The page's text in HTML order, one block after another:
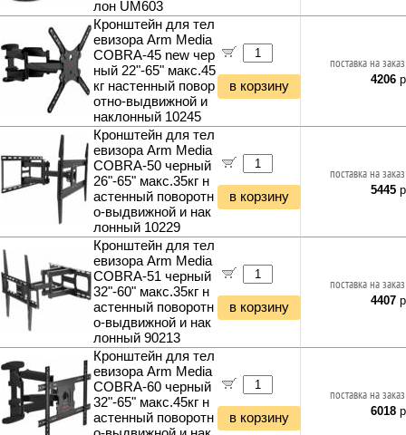
лон UM603
Кронштейн для тел
евизора Arm Media
COBRA-45 new чер
ный 22"-65" макс.45
кг настенный повор
отно-выдвижной и
наклонный 10245
в корзину
поставка на
4206
Кронштейн для тел
евизора Arm Media
COBRA-50 черный
26"-65" макс.35кг н
астенный поворотн
о-выдвижной и нак
лонный 10229
в корзину
поставка на
5445
Кронштейн для тел
евизора Arm Media
COBRA-51 черный
32"-60" макс.35кг н
астенный поворотн
о-выдвижной и нак
лонный 90213
в корзину
поставка на
4407
Кронштейн для тел
евизора Arm Media
COBRA-60 черный
32"-65" макс.45кг н
астенный поворотн
в корзину
поставка на
6018